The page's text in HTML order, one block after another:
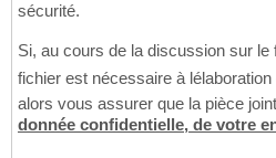
sécurité.
Si, au cours de la discussion sur le
fichier est nécessaire à
alors vous assurer que la pièce
donnée confidentielle, de votre